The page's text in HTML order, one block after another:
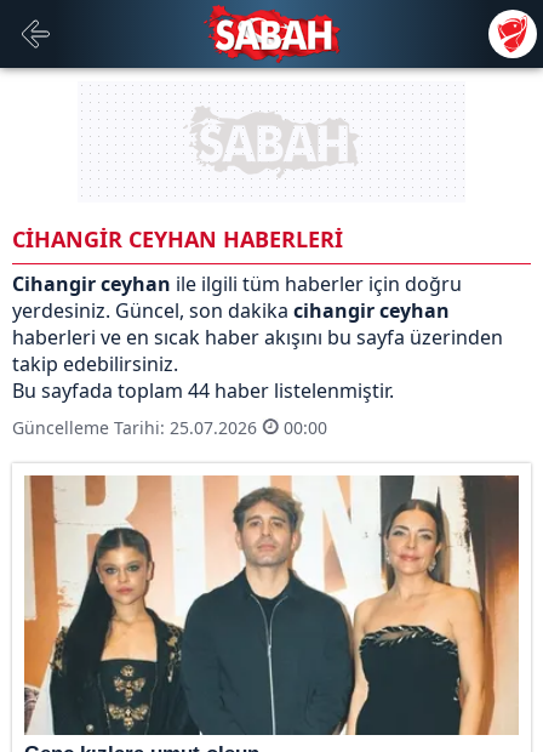
CİHANGİR CEYHAN HABERLERİ
Cihangir ceyhan ile ilgili tüm haberler için doğru
yerdesiniz. Güncel, son dakika cihangir ceyhan
haberleri ve en sıcak haber akışını bu sayfa üzerinden
takip edebilirsiniz.
Bu sayfada toplam 44 haber listelenmiştir.
Güncelleme Tarihi: 25.07.2026 00:00